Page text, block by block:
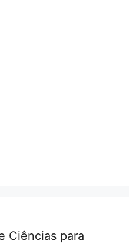
Ciências para